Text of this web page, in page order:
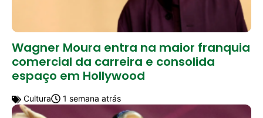
Wagner Moura entra na maior franquia
comercial da carreira e consolida
espaço em Hollywood
Cultura 1 semana atrás